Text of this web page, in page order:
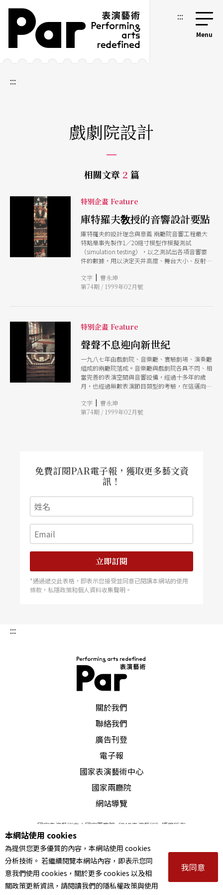
跳到主要內容區塊
網站導覽 :::
:::
戲劇院設計
相關文章 2 篇
特別企畫 Feature
庫特羅夫敎授的音響設計要點
庫特羅夫的設計理念與意義 兩廳院音響工程最大
特點是事先製作1／20縮寸模型作模擬測試
（simulation testing），以之測試出各項音響要
件的數據，用以決定天井高度、舞台大小、反射板
之紐約愛樂廳音響蓋建工程失敗最大原因便是事前
沒有做模型的模擬測試。 從庫特羅夫敎授所提出
挑戰。換言之，他有意在台灣蓋建延續西歐十九、
二十世紀音樂廳及建築音響美學主流價値的音樂廳
及劇院。這種鞋盒狀、殘響2秒且有來自側壁第一
次反射音的音樂廳，最適合浪漫派音樂四管編制大
規模管弦樂團的交響曲、協奏曲、管弦樂曲，例如
舒曼、李斯特、布魯克納、華格納、理査．史特勞
斯、馬勒甚至貝多芬、舒伯特、布拉姆斯、孟德爾
頌等古典樂派作品。 劇院形似馬蹄狀，殘響在1.1
尼、多尼才悌、梅耶貝爾、威爾第、華格納、浦契
尼等以管弦樂合奏的歌劇作品。爲使讀者易於了解
文字 | 曹永坤
第74期 / 1999年02月號
特別企畫 Feature
聲聲不息迎向新世紀
一九八七年由戲劇院、音樂廳、實驗劇場、演奏廳
組成的兩廳院落成。音樂廳與戲劇院各具不同、相
當完善的表演空間與音響設備，經過十多年的歲
月，也經過無數表演節目類型的考驗，在這邁向新
彿看到她的生命痕跡。
文字 | 曹永坤
第74期 / 1999年02月號
免費訂閱PAR電子報，獲取更多藝文資
訊！
立即訂閱
*通過遞交此表格，即表示您接受並同意已閱讀本網站的使用
條款，私隱政策和個人資料收集聲明。
:::
關於我們
聯絡我們
廣告刊登
電子報
國家表演藝術中心
國家兩廳院
網站導覽
國家表演藝術中心國家兩廳院《PAR表演藝術》版權所有
© 2022Performing arts redefined. All Rights Reserved
統一編號 Tax Id number 00973926
本站所提供相關演出資訊，如有異動應以主辦單位公告為準。
服務條款｜隱私權聲明｜著作權聲明
本網站使用 cookies
為提供您更多優質的內容，本網站使用 cookies
分析技術。 若繼續閱覽本網站內容，即表示您同
意我們使用 cookies，關於更多 cookies 以及相
關政策更新資訊，請閱讀我們的隱私權政策與使用
我同意